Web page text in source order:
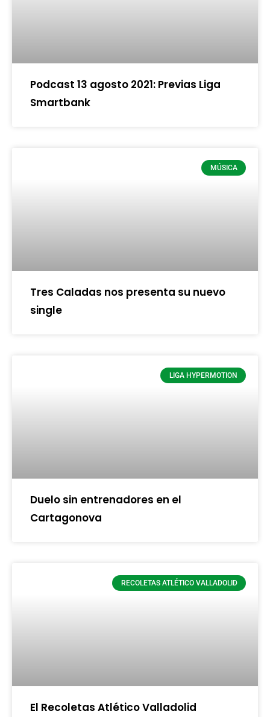
Podcast 13 agosto 2021: Previas Liga
Smartbank
MÚSICA
Tres Caladas nos presenta su nuevo
single
LIGA HYPERMOTION
Duelo sin entrenadores en el
Cartagonova
RECOLETAS ATLÉTICO VALLADOLID
El Recoletas Atlético Valladolid